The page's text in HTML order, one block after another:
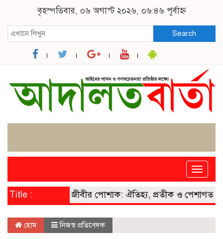
বৃহস্পতিবার, ০৬ অগাস্ট ২০২৬, ০৬:৪৬ পূর্বাহ্ন
Search
Toggle
Title :
আদালতে আইনজীবীর পোশাক: ঐতিহ্য, প্রতীক ও পেশাগত
হোম নিজস্ব প্রতিবেদক